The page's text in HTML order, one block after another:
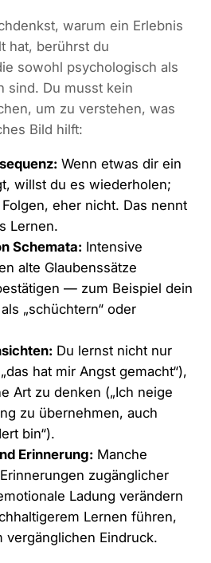
warum ein Erlebnis
hat, berührst du
sowohl psychologisch als
sind. Du musst kein
um zu verstehen, was
Bild hilft:
Wenn etwas dir ein
willst du es wiederholen;
eher nicht. Das nennt
Lernen.
Schemata: Intensive
alte Glaubenssätze
— zum Beispiel dein
„schüchtern“ oder
Du lernst nicht nur
hat mir Angst gemacht“),
Art zu denken („Ich neige
zu übernehmen, auch
bin“).
Erinnerung: Manche
zugänglicher
Ladung verändern
Lernen führen,
vergänglichen Eindruck.